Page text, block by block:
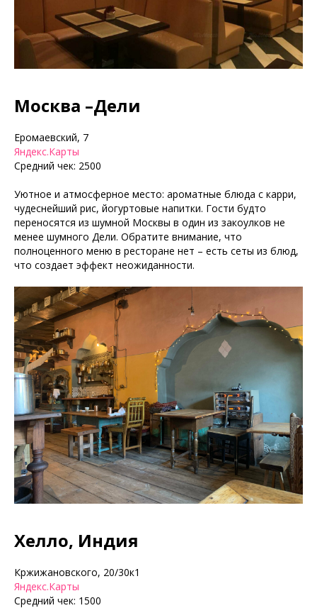
Москва –Дели
Еромаевский, 7
Яндекс.Карты
Средний чек: 2500
Уютное и атмосферное место: ароматные блюда с карри,
чудеснейший рис, йогуртовые напитки. Гости будто
переносятся из шумной Москвы в один из закоулков не
менее шумного Дели. Обратите внимание, что
полноценного меню в ресторане нет – есть сеты из блюд,
что создает эффект неожиданности.
Хелло, Индия
Кржижановского, 20/30к1
Яндекс.Карты
Средний чек: 1500